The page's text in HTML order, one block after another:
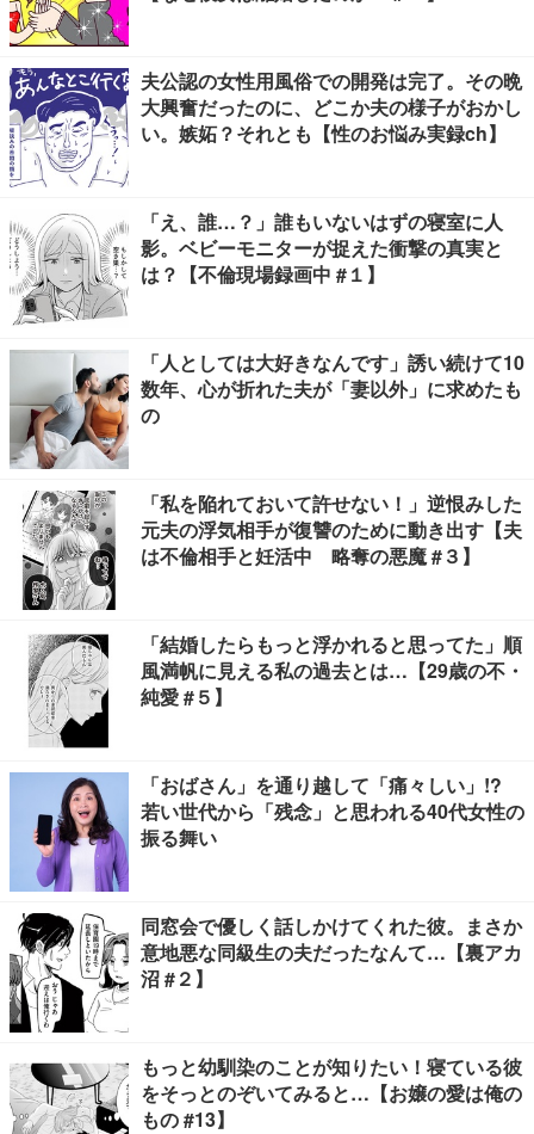
夫公認の女性用風俗での開発は完了。その晩
大興奮だったのに、どこか夫の様子がおかし
い。嫉妬？それとも【性のお悩み実録ch】
「え、誰…？」誰もいないはずの寝室に人
影。ベビーモニターが捉えた衝撃の真実と
は？【不倫現場録画中 #１】
「人としては大好きなんです」誘い続けて10
数年、心が折れた夫が「妻以外」に求めたも
の
「私を陥れておいて許せない！」逆恨みした
元夫の浮気相手が復讐のために動き出す【夫
は不倫相手と妊活中 略奪の悪魔 #３】
「結婚したらもっと浮かれると思ってた」順
風満帆に見える私の過去とは…【29歳の不・
純愛 #５】
「おばさん」を通り越して「痛々しい」!?
若い世代から「残念」と思われる40代女性の
振る舞い
同窓会で優しく話しかけてくれた彼。まさか
意地悪な同級生の夫だったなんて…【裏アカ
沼 #２】
もっと幼馴染のことが知りたい！寝ている彼
をそっとのぞいてみると…【お嬢の愛は俺の
もの #13】